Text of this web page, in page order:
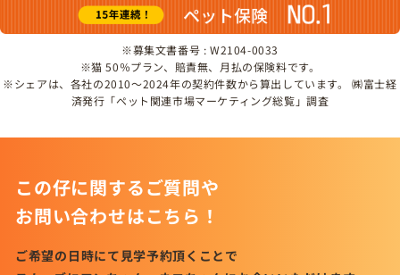
※募集文書番号 : W2104-0033
※猫 50％プラン、賠責無、月払の保険料です。
※シェアは、各社の2010～2024年の契約件数から算出しています。 ㈱富士経
済発行「ペット関連市場マーケティング総覧」調査
この仔に関するご質問や
お問い合わせはこちら！
ご希望の日時にて見学予約頂くことで